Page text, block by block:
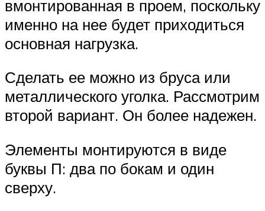
вмонтированная в проем, поскольку
именно на нее будет приходиться
основная нагрузка.
Сделать ее можно из бруса или
металлического уголка. Рассмотрим
второй вариант. Он более надежен.
Элементы монтируются в виде
буквы П: два по бокам и один
сверху.